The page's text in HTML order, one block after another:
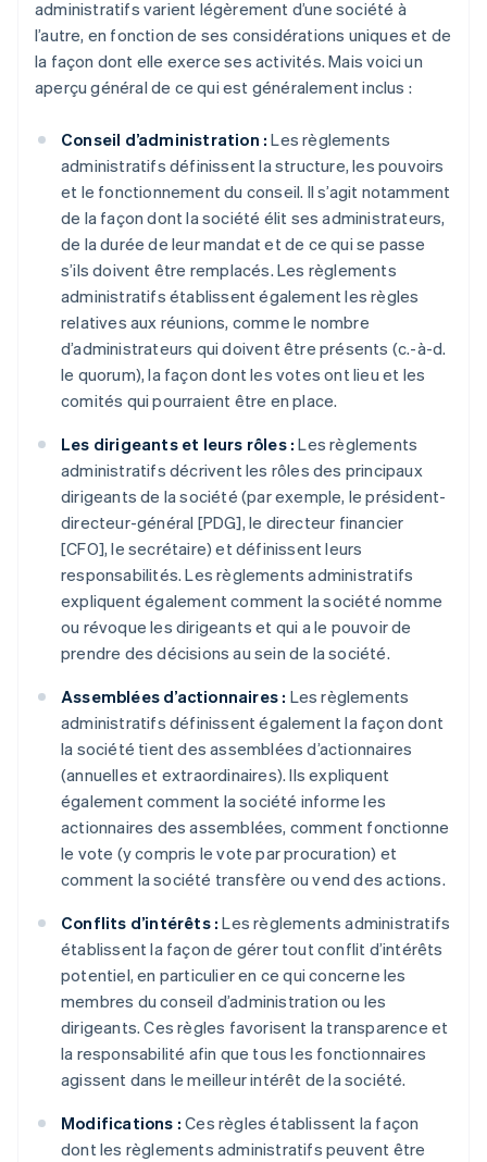
administratifs varient légèrement d’une société à
l’autre, en fonction de ses considérations uniques et de
la façon dont elle exerce ses activités. Mais voici un
aperçu général de ce qui est généralement inclus :
Conseil d’administration : Les règlements
administratifs définissent la structure, les pouvoirs
et le fonctionnement du conseil. Il s’agit notamment
de la façon dont la société élit ses administrateurs,
de la durée de leur mandat et de ce qui se passe
s’ils doivent être remplacés. Les règlements
administratifs établissent également les règles
relatives aux réunions, comme le nombre
d’administrateurs qui doivent être présents (c.-à-d.
le quorum), la façon dont les votes ont lieu et les
comités qui pourraient être en place.
Les dirigeants et leurs rôles : Les règlements
administratifs décrivent les rôles des principaux
dirigeants de la société (par exemple, le président-
directeur-général [PDG], le directeur financier
[CFO], le secrétaire) et définissent leurs
responsabilités. Les règlements administratifs
expliquent également comment la société nomme
ou révoque les dirigeants et qui a le pouvoir de
prendre des décisions au sein de la société.
Assemblées d’actionnaires : Les règlements
administratifs définissent également la façon dont
la société tient des assemblées d’actionnaires
(annuelles et extraordinaires). Ils expliquent
également comment la société informe les
actionnaires des assemblées, comment fonctionne
le vote (y compris le vote par procuration) et
comment la société transfère ou vend des actions.
Conflits d’intérêts : Les règlements administratifs
établissent la façon de gérer tout conflit d’intérêts
potentiel, en particulier en ce qui concerne les
membres du conseil d’administration ou les
dirigeants. Ces règles favorisent la transparence et
la responsabilité afin que tous les fonctionnaires
agissent dans le meilleur intérêt de la société.
Modifications : Ces règles établissent la façon
dont les règlements administratifs peuvent être